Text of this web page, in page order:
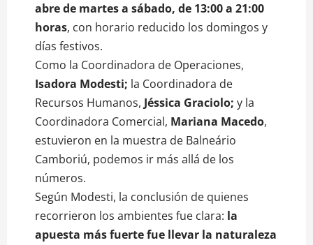
abre de martes a sábado, de 13:00 a 21:00
horas, con horario reducido los domingos y
días festivos.
Como la Coordinadora de Operaciones,
Isadora Modesti; la Coordinadora de
Recursos Humanos, Jéssica Graciolo; y la
Coordinadora Comercial, Mariana Macedo,
estuvieron en la muestra de Balneário
Camboriú, podemos ir más allá de los
números.
Según Modesti, la conclusión de quienes
recorrieron los ambientes fue clara: la
apuesta más fuerte fue llevar la naturaleza